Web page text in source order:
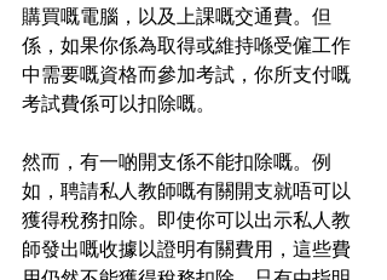
購買嘅電腦，以及上課嘅交通費。但
係，如果你係為取得或維持喺受僱工作
中需要嘅資格而參加考試，你所支付嘅
考試費係可以扣除嘅。
然而，有一啲開支係不能扣除嘅。例
如，聘請私人教師嘅有關開支就唔可以
獲得稅務扣除。即使你可以出示私人教
師發出嘅收據以證明有關費用，這些費